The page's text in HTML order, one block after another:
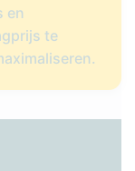
en
te